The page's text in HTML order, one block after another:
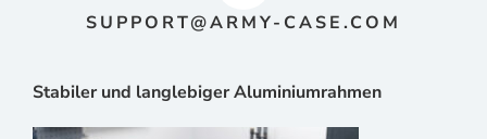
Stabiler und langlebiger Aluminiumrahmen
SUPPORT@ARMY-CASE.COM